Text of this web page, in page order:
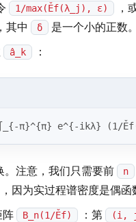
1/max(Ěf(λ_j), ε) ，
其中 δ
是一个小的正数
â_k ：
π}^{π} e^{-ikλ} (1/
。注意，我们只需要前 n
，因为实过程谱密度是偶函
阵
B_n(1/Ěf) ：第 (i,